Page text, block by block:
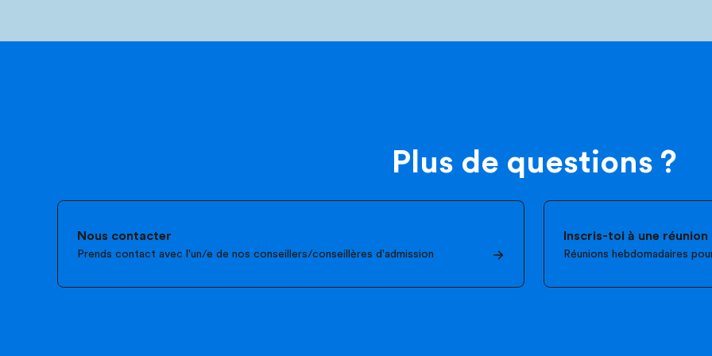
Plus de questions ?
Nous contacter
Prends contact avec l'un/e de nos conseillers/conseillères d'admission
Inscris-toi à une réunion
Réunions hebdomadaires